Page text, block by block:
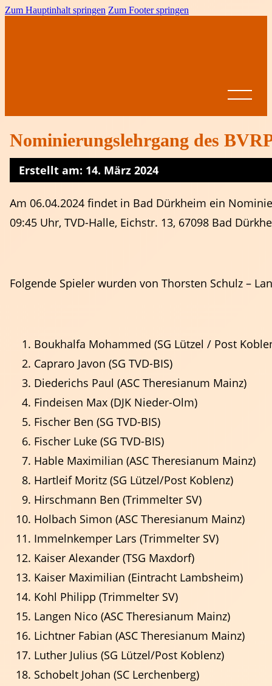
Zum Hauptinhalt springen Zum Footer springen
Startseite
BVRP
Ansprechpartner
Vereine Formulare &
Leistungssport
Schiedsrichter
Nominierungslehrgang des
Erstellt am: 14. März 2024
Am 06.04.2024 findet in Bad Dürkheim ein
09:45 Uhr, TVD-Halle, Eichstr. 13, 67098 Bad
Folgende Spieler wurden von Thorsten Schulz –
Boukhalfa Mohammed (SG Lützel / Post
Capraro Javon (SG TVD-BIS)
Diederichs Paul (ASC Theresianum Mainz)
Findeisen Max (DJK Nieder-Olm)
Fischer Ben (SG TVD-BIS)
Fischer Luke (SG TVD-BIS)
Hable Maximilian (ASC Theresianum Mainz)
Hartleif Moritz (SG Lützel/Post Koblenz)
Hirschmann Ben (Trimmelter SV)
Holbach Simon (ASC Theresianum Mainz)
Immelnkemper Lars (Trimmelter SV)
Kaiser Alexander (TSG Maxdorf)
Kaiser Maximilian (Eintracht Lambsheim)
Kohl Philipp (Trimmelter SV)
Langen Nico (ASC Theresianum Mainz)
Lichtner Fabian (ASC Theresianum Mainz)
Luther Julius (SG Lützel/Post Koblenz)
Schobelt Johan (SC Lerchenberg)